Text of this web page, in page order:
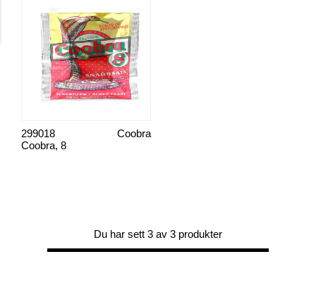
Coobra, 8
Coobra
299018
Du har sett 3 av 3 produkter